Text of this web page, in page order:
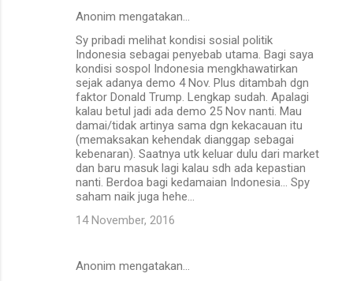
Anonim mengatakan…
Sy pribadi melihat kondisi sosial politik
Indonesia sebagai penyebab utama. Bagi saya
kondisi sospol Indonesia mengkhawatirkan
sejak adanya demo 4 Nov. Plus ditambah dgn
faktor Donald Trump. Lengkap sudah. Apalagi
kalau betul jadi ada demo 25 Nov nanti. Mau
damai/tidak artinya sama dgn kekacauan itu
(memaksakan kehendak dianggap sebagai
kebenaran). Saatnya utk keluar dulu dari market
dan baru masuk lagi kalau sdh ada kepastian
nanti. Berdoa bagi kedamaian Indonesia... Spy
saham naik juga hehe...
14 November, 2016
Anonim mengatakan…